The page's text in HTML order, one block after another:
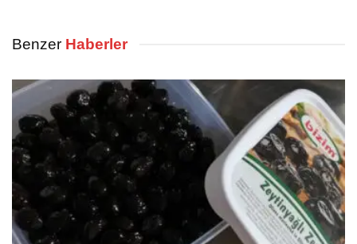
Benzer Haberler